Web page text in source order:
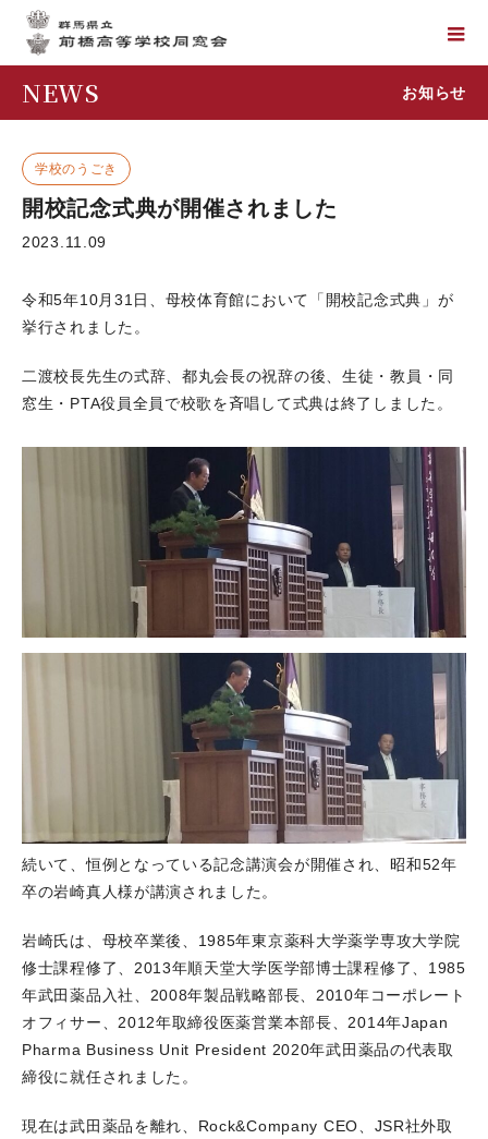
NEWS お知らせ
学校のうごき
開校記念式典が開催されました
2023.11.09
令和5年10月31日、母校体育館において「開校記念式典」が
挙行されました。
二渡校長先生の式辞、都丸会長の祝辞の後、生徒・教員・同
窓生・PTA役員全員で校歌を斉唱して式典は終了しました。
続いて、恒例となっている記念講演会が開催され、昭和52年
卒の岩崎真人様が講演されました。
岩崎氏は、母校卒業後、1985年東京薬科大学薬学専攻大学院
修士課程修了、2013年順天堂大学医学部博士課程修了、1985
年武田薬品入社、2008年製品戦略部長、2010年コーポレート
オフィサー、2012年取締役医薬営業本部長、2014年Japan
Pharma Business Unit President 2020年武田薬品の代表取
締役に就任されました。
現在は武田薬品を離れ、Rock&Company CEO、JSR社外取